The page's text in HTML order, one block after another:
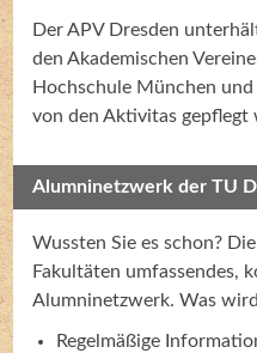
Der APV Dresden
den Akademischen
Hochschule München
von den Aktivitas gepflegt
Alumninetzwerk der TU
Wussten Sie es schon?
Fakultäten umfassendes,
Alumninetzwerk. Was
Regelmäßige